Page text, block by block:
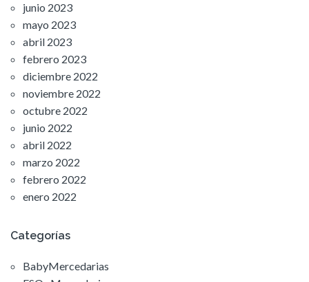
junio 2023
mayo 2023
abril 2023
febrero 2023
diciembre 2022
noviembre 2022
octubre 2022
junio 2022
abril 2022
marzo 2022
febrero 2022
enero 2022
Categorías
BabyMercedarias